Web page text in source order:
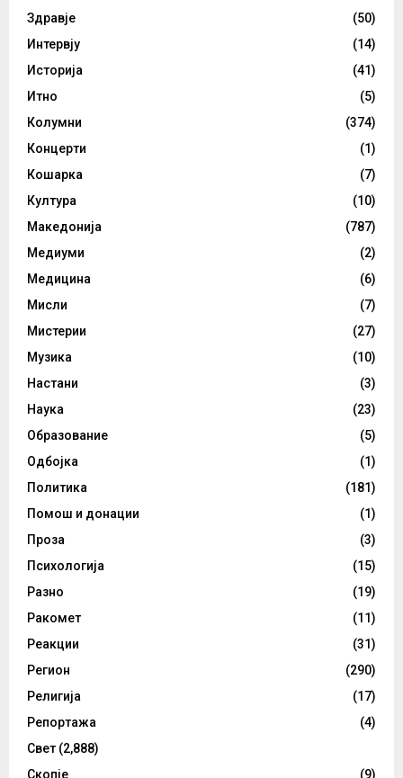
Здравје
(50)
Интервју
(14)
Историја
(41)
Итно
(5)
Колумни
(374)
Концерти
(1)
Кошарка
(7)
Култура
(10)
Македонија
(787)
Медиуми
(2)
Медицина
(6)
Мисли
(7)
Мистерии
(27)
Музика
(10)
Настани
(3)
Наука
(23)
Образование
(5)
Одбојка
(1)
Политика
(181)
Помош и донации
(1)
Проза
(3)
Психологија
(15)
Разно
(19)
Ракомет
(11)
Реакции
(31)
Регион
(290)
Религија
(17)
Репортажа
(4)
Свет (2,888)
Скопје
(9)